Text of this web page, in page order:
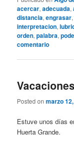
acercar,adecuada,
distancia,engrasar
interpretacion,
orden,palabra,
comentario
Posted onmarzo
Estuve unos días
Huerta Grande.